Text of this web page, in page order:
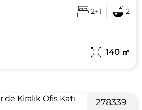
2+1 | 2
140 ㎡
278339